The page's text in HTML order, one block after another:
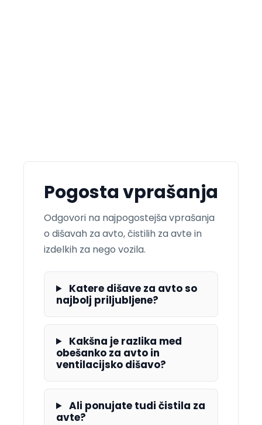
Pogosta vprašanja
Odgovori na najpogostejša vprašanja
o dišavah za avto, čistilih za avte in
izdelkih za nego vozila.
Katere dišave za avto so
najbolj priljubljene?
Kakšna je razlika med
obešanko za avto in
ventilacijsko dišavo?
Ali ponujate tudi čistila za
avte?